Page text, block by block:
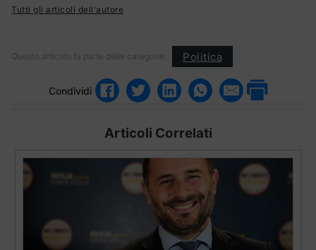
Tutti gli articoli dell'autore
Questo articolo fa parte delle categorie: Politica
Condividi
Articoli Correlati